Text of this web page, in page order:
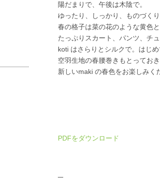
陽だまりで、午後は木陰で。
ゆったり、しっかり、ものづくり
春の格子は菜の花のような黄色と
たっぷりスカート、パンツ、チュ
koti はさらりとシルクで。はじ
空羽生地の春腰巻きもとっておき
新しいmaki の春色をお楽しみく
PDFをダウンロード